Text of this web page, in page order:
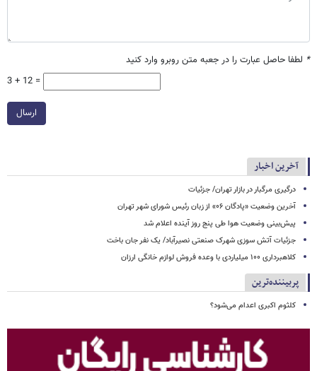
* لطفا حاصل عبارت را در جعبه متن روبرو وارد کنید
3 + 12 =
ارسال
آخرین اخبار
درگیری مرگبار در بازار تهران/ جزئیات
آخرین وضعیت «پادگان ۰۶» از زبان رئیس شورای شهر تهران
پیش‌بینی وضعیت هوا طی پنج روز آینده اعلام شد
جزئیات آتش سوزی شهرک صنعتی نصیرآباد/ یک نفر جان باخت
کلاهبرداری ۱۰۰ میلیاردی با وعده فروش لوازم خانگی ارزان
پربیننده‌ترین
کلثوم اکبری اعدام می‌شود؟